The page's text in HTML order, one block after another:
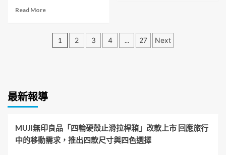
眾
接
政
的
會
推
石
Read MoreRead
店
鉑
麗
安
童
樂
場
文
1 2 3 4 ... 27 Next
最新報導
MUJI無印良品「四輪硬殼止滑拉桿箱」改款上市 回應旅行
中的移動需求，推出四款尺寸與四色選擇